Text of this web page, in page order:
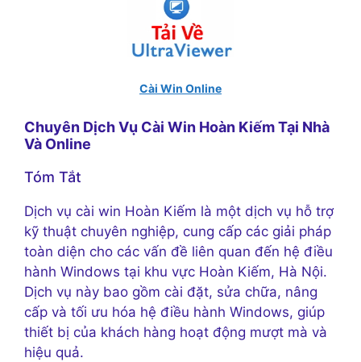
Cài Win Online
Chuyên Dịch Vụ Cài Win Hoàn Kiếm Tại Nhà
Và Online
Tóm Tắt
Dịch vụ cài win Hoàn Kiếm là một dịch vụ hỗ trợ
kỹ thuật chuyên nghiệp, cung cấp các giải pháp
toàn diện cho các vấn đề liên quan đến hệ điều
hành Windows tại khu vực Hoàn Kiếm, Hà Nội.
Dịch vụ này bao gồm cài đặt, sửa chữa, nâng
cấp và tối ưu hóa hệ điều hành Windows, giúp
thiết bị của khách hàng hoạt động mượt mà và
hiệu quả.